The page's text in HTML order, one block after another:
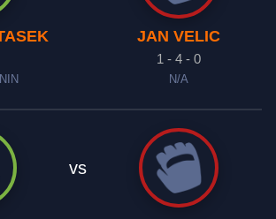
JAN VELIC
1 - 4 - 0
N/A
vs